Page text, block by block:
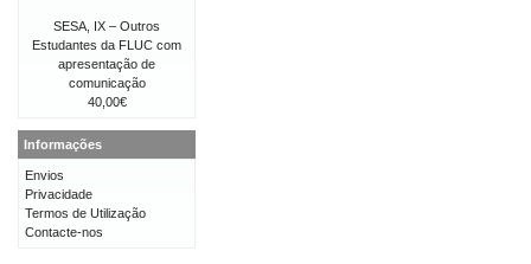
SESA, IX – Outros
Estudantes da FLUC com
apresentação de
comunicação
40,00€
Informações
Envios
Privacidade
Termos de Utilização
Contacte-nos